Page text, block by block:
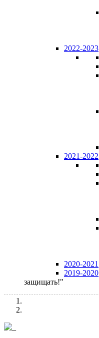
2022-2023
2021-2022
2020-2021
2019-2020
защищать!"